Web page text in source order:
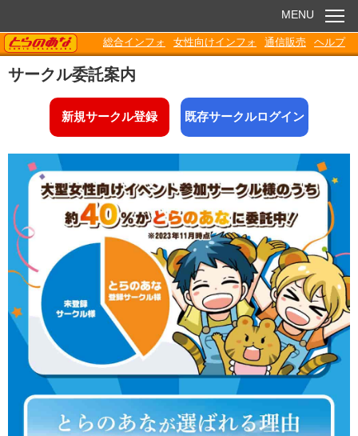
お知らせ
電子書籍
Q&A
各種ダウンロード
MENU
TORANOANA
総合インフォ 女性向けインフォ 通信販売 ヘルプ
サークル委託案内
新規サークル登録 既存サークルログイン